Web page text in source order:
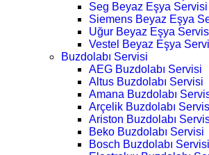
Seg Beyaz Eşya Servisi
Siemens Beyaz Eşya
Uğur Beyaz Eşya
Vestel Beyaz Eşya
Buzdolabı Servisi
AEG Buzdolabı Servisi
Altus Buzdolabı Servisi
Amana Buzdolabı
Arçelik Buzdolabı
Ariston Buzdolabı
Beko Buzdolabı Servisi
Bosch Buzdolabı Servisi